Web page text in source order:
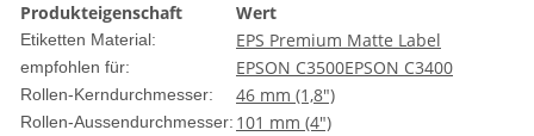
Produkteigenschaft
Wert
Etiketten Material: EPS Premium Matte Label
empfohlen für: EPSON C3500EPSON C3400
Rollen-Kerndurchmesser: 46 mm (1,8")
Rollen-Aussendurchmesser: 101 mm (4")